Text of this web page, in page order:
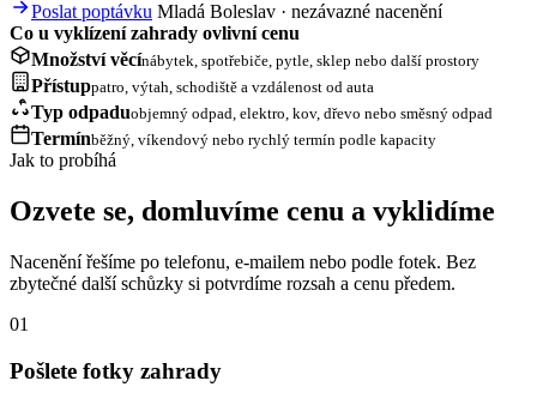
Poslat poptávku Mladá Boleslav · nezávazné nacenění
Co u vyklízení zahrady ovlivní cenu
Množství věcínábytek, spotřebiče, pytle, sklep nebo další prostory
Přístuppatro, výtah, schodiště a vzdálenost od auta
Typ odpaduobjemný odpad, elektro, kov, dřevo nebo směsný odpad
Termínběžný, víkendový nebo rychlý termín podle kapacity
Jak to probíhá
Ozvete se, domluvíme cenu a vyklidíme
Nacenění řešíme po telefonu, e-mailem nebo podle fotek. Bez
zbytečné další schůzky si potvrdíme rozsah a cenu předem.
01
Pošlete fotky zahrady